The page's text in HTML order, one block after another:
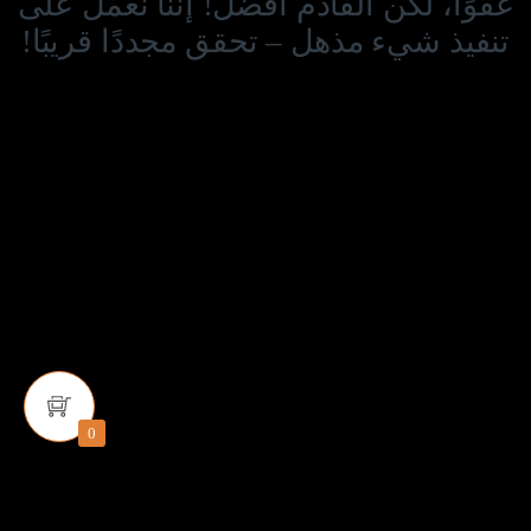
تنفيذ شيء مذهل – تحقق مجددًا قريبًا!
0